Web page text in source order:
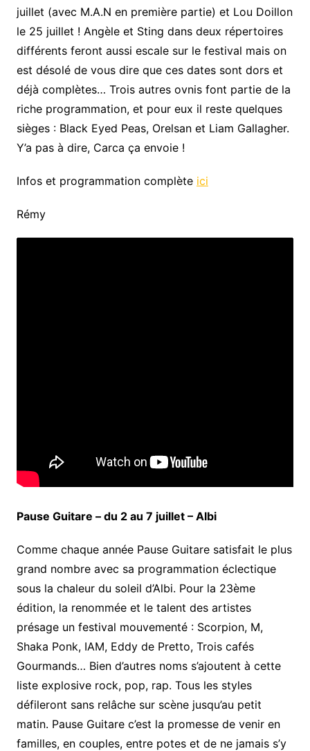
juillet (avec M.A.N en première partie) et Lou Doillon
le 25 juillet ! Angèle et Sting dans deux répertoires
différents feront aussi escale sur le festival mais on
est désolé de vous dire que ces dates sont dors et
déjà complètes… Trois autres ovnis font partie de la
riche programmation, et pour eux il reste quelques
sièges : Black Eyed Peas, Orelsan et Liam Gallagher.
Y’a pas à dire, Carca ça envoie !
Infos et programmation complète ici
Rémy
Pause Guitare – du 2 au 7 juillet – Albi
Comme chaque année Pause Guitare satisfait le plus
grand nombre avec sa programmation éclectique
sous la chaleur du soleil d’Albi. Pour la 23ème
édition, la renommée et le talent des artistes
présage un festival mouvementé : Scorpion, M,
Shaka Ponk, IAM, Eddy de Pretto, Trois cafés
Gourmands… Bien d’autres noms s’ajoutent à cette
liste explosive rock, pop, rap. Tous les styles
défileront sans relâche sur scène jusqu’au petit
matin. Pause Guitare c’est la promesse de venir en
familles, en couples, entre potes et de ne jamais s’y